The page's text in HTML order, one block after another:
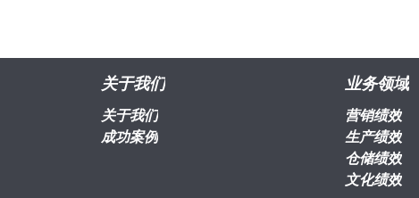
关于我们
关于我们
成功案例
业务领域
营销绩效
生产绩效
仓储绩效
文化绩效